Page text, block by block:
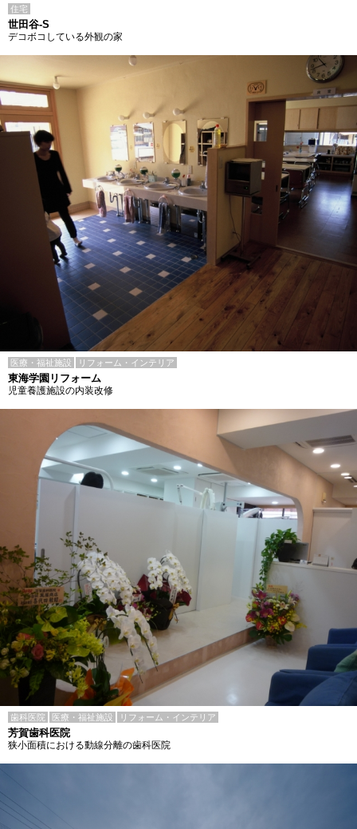
住宅
世田谷-S
デコボコしている外観の家
医療・福祉施設 リフォーム・インテリア
東海学園リフォーム
児童養護施設の内装改修
歯科医院 医療・福祉施設 リフォーム・インテリア
芳賀歯科医院
狭小面積における動線分離の歯科医院